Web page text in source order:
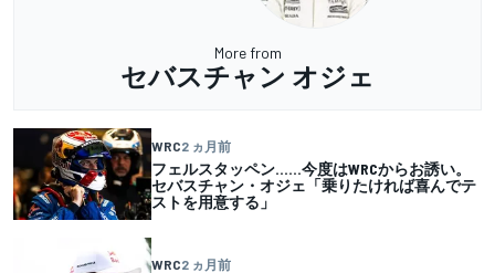
More from
セバスチャン オジェ
WRC2 ヵ月前
フェルスタッペン……今度はWRCからお誘い。
セバスチャン・オジェ「乗りたければ喜んでテ
ストを用意する」
WRC2 ヵ月前